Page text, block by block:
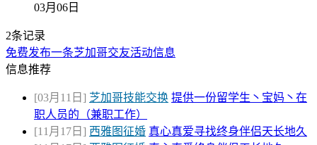
03月06日
2条记录
免费发布一条芝加哥交友活动信息
信息推荐
[03月11日] 芝加哥技能交换 提供一份留学生丶宝妈丶在
职人员的（兼职工作）
[11月17日] 西雅图征婚 真心真爱寻找终身伴侣天长地久